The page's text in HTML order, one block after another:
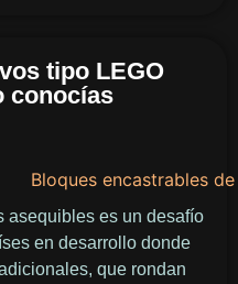
tipo LEGO
conocías
asequibles es un desafío
en desarrollo donde
que rondan